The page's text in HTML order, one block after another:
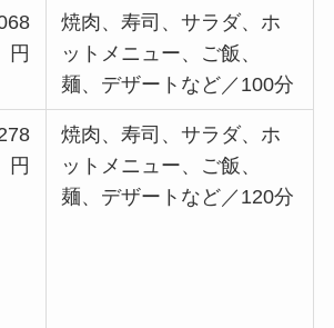
円
焼肉、寿司、サラダ、ホ
ットメニュー、ご飯、
麺、デザートなど／100分
円
焼肉、寿司、サラダ、ホ
ットメニュー、ご飯、
麺、デザートなど／120分